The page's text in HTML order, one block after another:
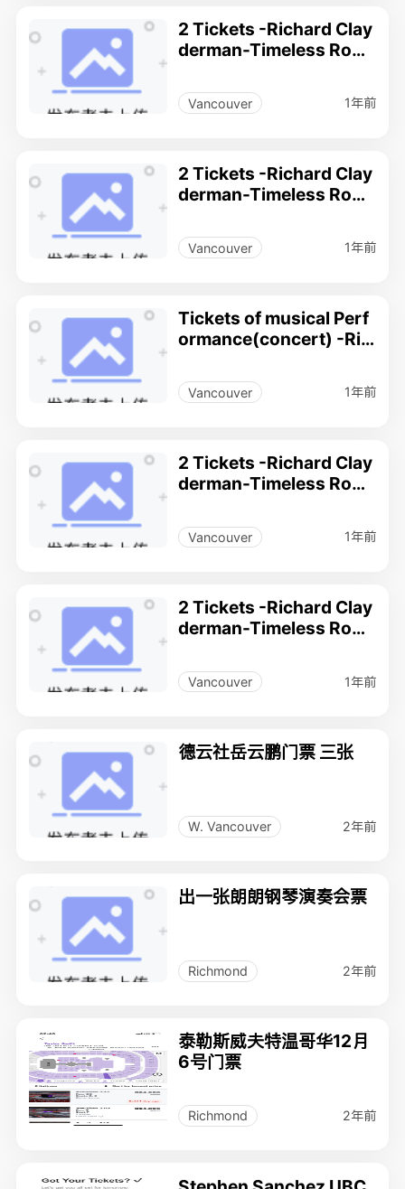
2 Tickets -Richard Clay
derman-Timeless Rom
nce(concert) .
Vancouver 1年前
2 Tickets -Richard Clay
derman-Timeless Rom
nce(concert) .
Vancouver 1年前
Tickets of musical Perf
ormance(concert) -Ric
less Romance
Vancouver 1年前
2 Tickets -Richard Clay
derman-Timeless Rom
nce(concert) .
Vancouver 1年前
2 Tickets -Richard Clay
derman-Timeless Rom
nce(concert) .
Vancouver 1年前
德云社岳云鹏门票 三张
W. Vancouver 2年前
出一张朗朗钢琴演奏会票
Richmond 2年前
泰勒斯威夫特温哥华12月
6号门票
Richmond 2年前